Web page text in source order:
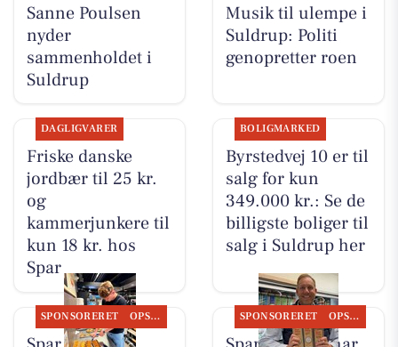
Sanne Poulsen
nyder
sammenholdet i
Suldrup
Musik til ulempe i
Suldrup: Politi
genopretter roen
DAGLIGVARER
Friske danske
jordbær til 25 kr.
og
kammerjunkere til
kun 18 kr. hos
Spar
BOLIGMARKED
Byrstedvej 10 er til
salg for kun
349.000 kr.: Se de
billigste boliger til
salg i Suldrup her
SPONSORERET OPSLAGSTAVLEN SPONSORERET OPSLAGSTAVLEN